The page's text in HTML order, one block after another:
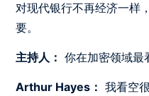
对现代银行不再经济一样
要。
主持人： 你在加密领域最
Arthur Hayes： 我看空